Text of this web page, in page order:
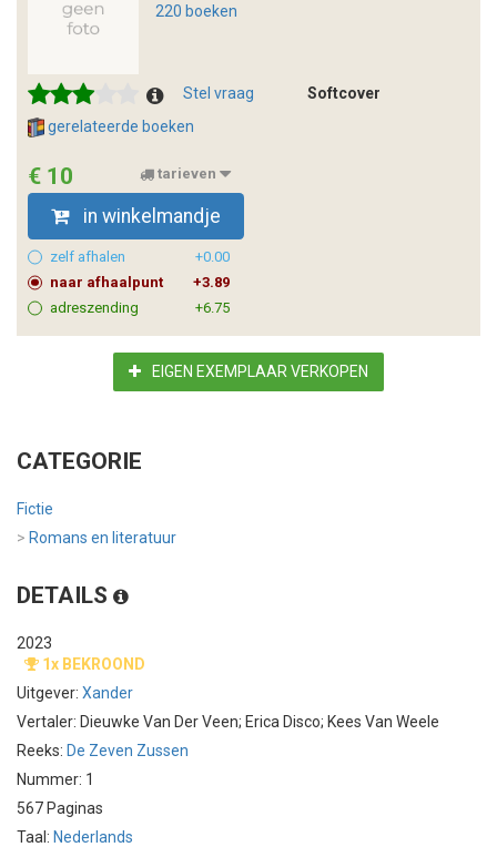
220 boeken
Stel vraag
Softcover
gerelateerde boeken
€ 10 tarieven
in winkelmandje
zelf afhalen
+0.00
naar afhaalpunt
+3.89
adreszending
+6.75
EIGEN EXEMPLAAR VERKOPEN
CATEGORIE
Fictie
> Romans en literatuur
DETAILS
2023
1x BEKROOND
Uitgever: Xander
Vertaler: Dieuwke Van Der Veen; Erica Disco; Kees Van Weele
Reeks: De Zeven Zussen
Nummer: 1
567 Paginas
Taal: Nederlands